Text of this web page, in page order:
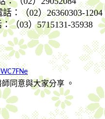
話：（02）26360303-1204
：（03）5715131-35938
同意與大家分享 。